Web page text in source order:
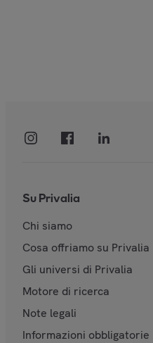
Su Privalia
Chi siamo
Cosa offriamo su Privalia
Gli universi di Privalia
Motore di ricerca
Note legali
Informazioni obbligatorie